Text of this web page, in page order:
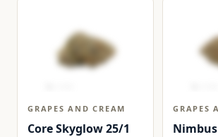
GRAPES AND CREAM
Core Skyglow 25/1
GRAPES
Nimbus